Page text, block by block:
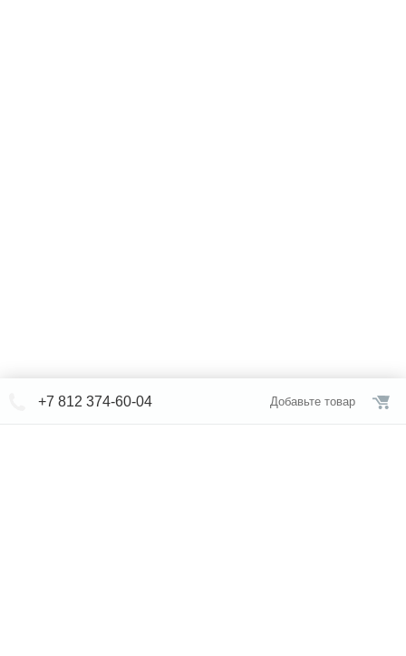
+7 812 374-60-04 Добавьте товар